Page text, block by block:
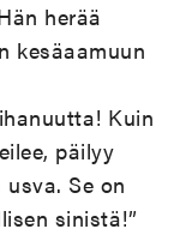
herää
kesäaamuun
Kuin
päilyy
Se on
sinistä!”